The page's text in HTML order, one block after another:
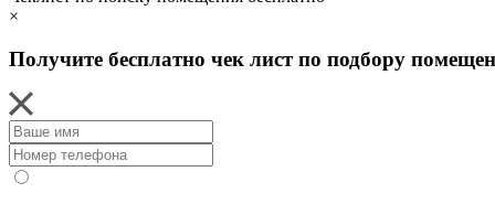
×
Получите бесплатно чек лист по подбору